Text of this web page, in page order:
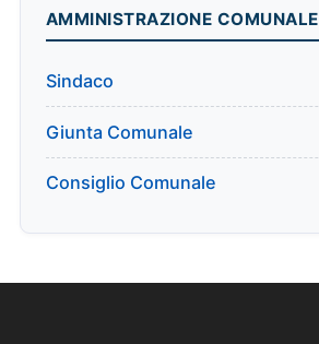
AMMINISTRAZIONE COMUNALE
Sindaco
Giunta Comunale
Consiglio Comunale